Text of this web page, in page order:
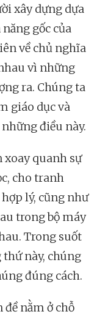
xây dựng dựa
gốc của
về chủ nghĩa
vì những
ra. Chúng ta
giáo dục và
điều này.
xoay quanh sự
cho tranh
lý, cũng như
trong bộ máy
Trong suốt
này, chúng
đúng cách.
đề nằm ở chỗ